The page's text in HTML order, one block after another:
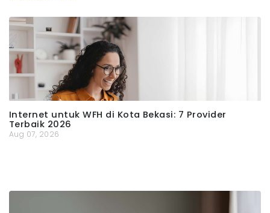
Internet untuk WFH di Kota Bekasi: 7 Provider
Terbaik 2026
Aug 07, 2026